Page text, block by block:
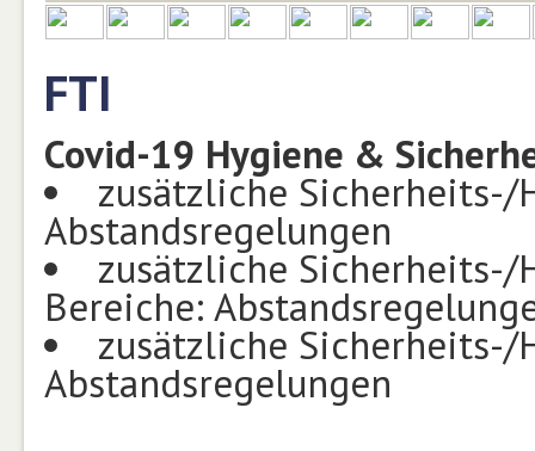
FTI
Covid-19 Hygiene &
zusätzliche Sicherheits-/
Abstandsregelungen
zusätzliche
Bereiche:
zusätzliche Sicherheits-/
Abstandsregelungen